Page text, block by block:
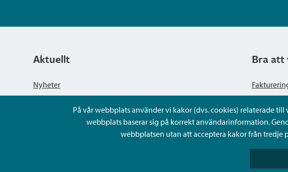
På vår webbplats använder vi kakor (dvs. cookies) relaterade
webbplats baserar sig på korrekt användarinformation.
webbplatsen utan att acceptera kakor från tredje
Aktuellt
Nyheter
Kungörelser
Bra att